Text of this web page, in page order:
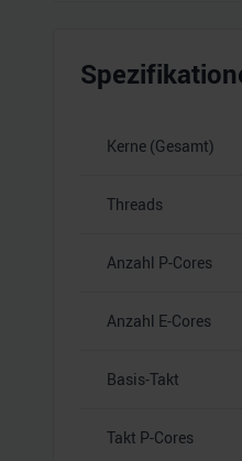
Kerne (Gesamt)
Threads
Anzahl P-Cores
Anzahl E-Cores
Basis-Takt
Takt P-Cores